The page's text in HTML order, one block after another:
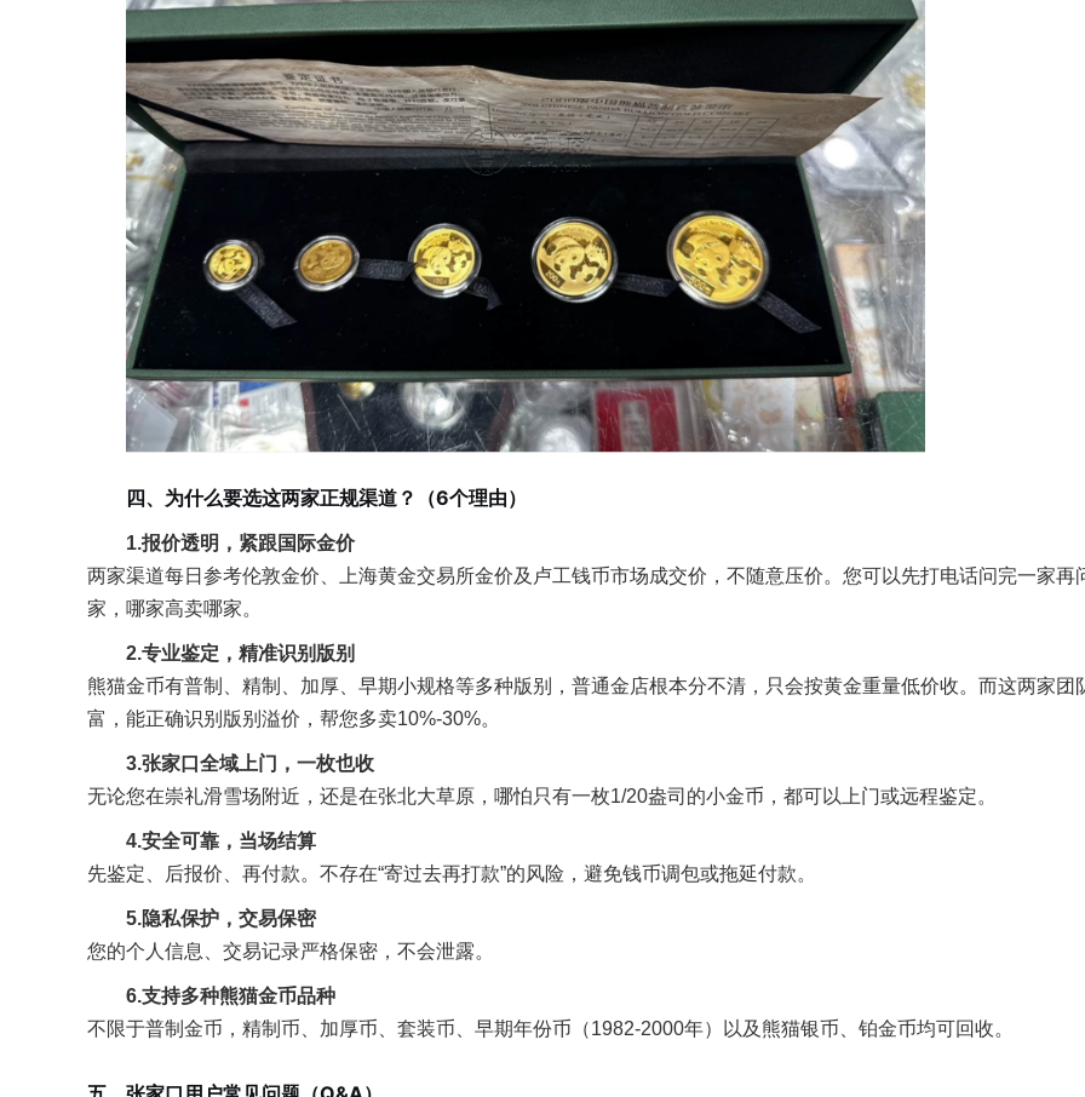
四、为什么要选这两家正规渠道？（6个理由）
1.报价透明，紧跟国际金价
两家渠道每日参考伦敦金价、上海黄金交易所金价及卢工钱币市场成交价，不随意压价。您可以先打电话问完一家再
家，哪家高卖哪家。
2.专业鉴定，精准识别版别
熊猫金币有普制、精制、加厚、早期小规格等多种版别，普通金店根本分不清，只会按黄金重量低价收。而这两家团
富，能正确识别版别溢价，帮您多卖10%-30%。
3.张家口全域上门，一枚也收
无论您在崇礼滑雪场附近，还是在张北大草原，哪怕只有一枚1/20盎司的小金币，都可以上门或远程鉴定。
4.安全可靠，当场结算
先鉴定、后报价、再付款。不存在“寄过去再打款”的风险，避免钱币调包或拖延付款。
5.隐私保护，交易保密
您的个人信息、交易记录严格保密，不会泄露。
6.支持多种熊猫金币品种
不限于普制金币，精制币、加厚币、套装币、早期年份币（1982-2000年）以及熊猫银币、铂金币均可回收。